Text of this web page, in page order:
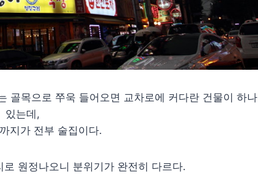
골목으로 쭈욱 들어오면 교차로에 커다란 건물이 하나
있는데,
지가 전부 술집이다.
원정나오니 분위기가 완전히 다르다.